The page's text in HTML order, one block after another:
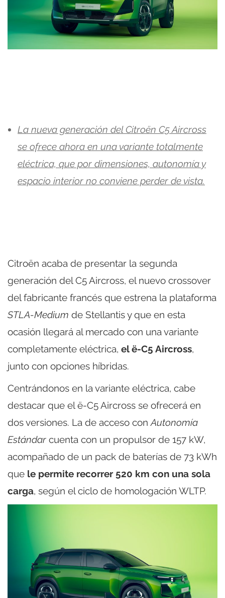
La nueva generación del Citroën C5 Aircross
se ofrece ahora en una variante totalmente
eléctrica, que por dimensiones, autonomía y
espacio interior no conviene perder de vista.
Citroën acaba de presentar la segunda
generación del C5 Aircross, el nuevo crossover
del fabricante francés que estrena la plataforma
STLA-Medium de Stellantis y que en esta
ocasión llegará al mercado con una variante
completamente eléctrica, el ë-C5 Aircross,
junto con opciones híbridas.
Centrándonos en la variante eléctrica, cabe
destacar que el ë-C5 Aircross se ofrecerá en
dos versiones. La de acceso con Autonomía
Estándar cuenta con un propulsor de 157 kW,
acompañado de un pack de baterías de 73 kWh
que le permite recorrer 520 km con una sola
carga, según el ciclo de homologación WLTP.